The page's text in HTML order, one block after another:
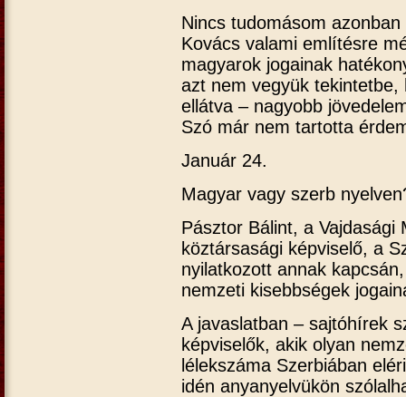
Nincs tudomásom
Kovács valami említésre
magyarok jogainak
azt nem vegyük
ellátva – nagyobb
Szó már nem tartotta
Január 24.
Magyar vagy szerb
Pásztor Bálint, a Vajdasági
köztársasági képviselő, a
nyilatkozott annak
nemzeti kisebbségek
A javaslatban – sajtóhírek
képviselők, akik olyan
lélekszáma Szerbiában
idén anyanyelvükön